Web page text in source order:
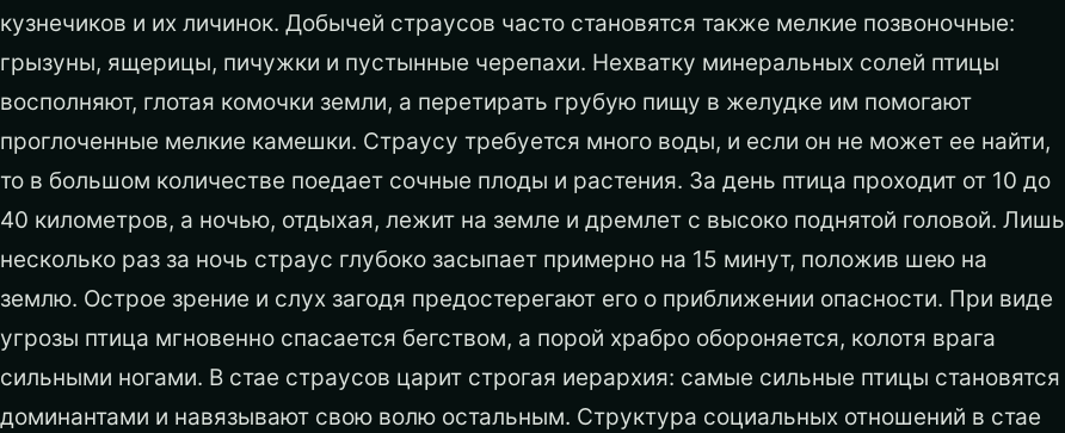
кузнечиков и их личинок. Добычей страусов часто становятся также мелкие позвоночные:
грызуны, ящерицы, пичужки и пустынные черепахи. Нехватку минеральных солей птицы
восполняют, глотая комочки земли, а перетирать грубую пищу в желудке им помогают
проглоченные мелкие камешки. Страусу требуется много воды, и если он не может ее найти,
то в большом количестве поедает сочные плоды и растения. За день птица проходит от 10 до
40 километров, а ночью, отдыхая, лежит на земле и дремлет с высоко поднятой головой. Лишь
несколько раз за ночь страус глубоко засыпает примерно на 15 минут, положив шею на
землю. Острое зрение и слух загодя предостерегают его о приближении опасности. При виде
угрозы птица мгновенно спасается бегством, а порой храбро обороняется, колотя врага
сильными ногами. В стае страусов царит строгая иерархия: самые сильные птицы становятся
доминантами и навязывают свою волю остальным. Структура социальных отношений в стае